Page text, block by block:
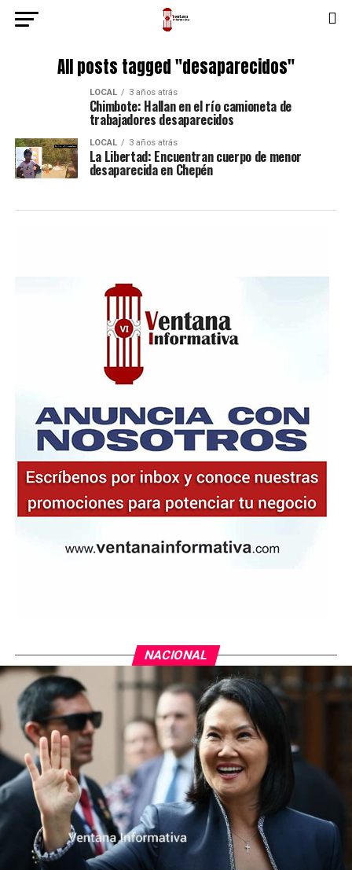
All posts tagged "desaparecidos"
LOCAL 3 años atrás
Chimbote: Hallan en el río camioneta de
trabajadores desaparecidos
LOCAL 3 años atrás
La Libertad: Encuentran cuerpo de menor
desaparecida en Chepén
NACIONAL